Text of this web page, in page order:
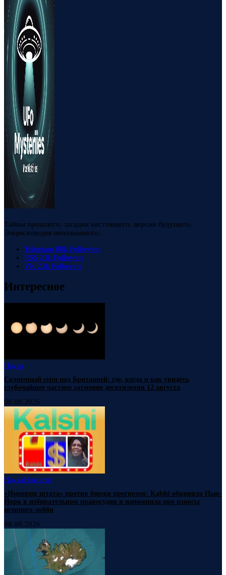
Тайны прошлого, загадки настоящего, версии будущего.
Энциклопедия непознанного.
Telegram 88k Followers
RSS 23k Followers
VK 23k Followers
Интересное
Наука
Солнечный серп над Британией: где, когда и как увидеть
глубочайшее частное затмение десятилетия 12 августа
08.08.2026
НаукаНовости
«Империя штата» против биржи прогнозов: Kalshi обвинила Нью-
Йорк в избирательном правосудии и напомнила про взносы
игорного лобби
08.08.2026